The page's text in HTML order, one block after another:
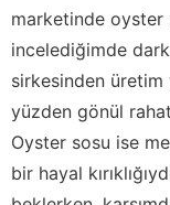
marketinde oyster
incelediğimde
sirkesinden üretim
yüzden gönül
Oyster sosu ise
bir hayal